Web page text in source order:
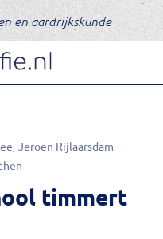
en aardrijkskunde
Jeroen Rijlaarsdam
timmert